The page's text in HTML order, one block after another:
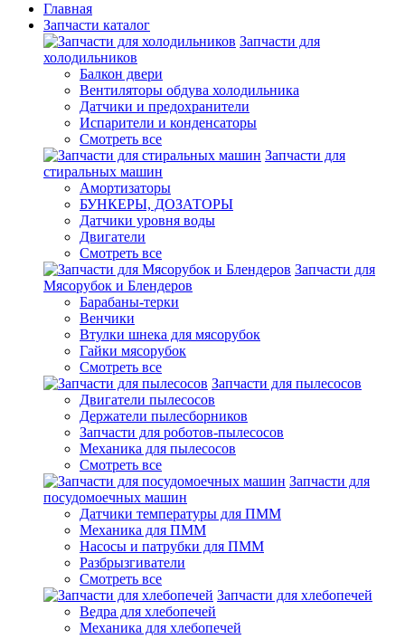
Главная
Запчасти каталог
Запчасти для
холодильников
Балкон двери
Вентиляторы обдува холодильника
Датчики и предохранители
Испарители и конденсаторы
Смотреть все
Запчасти для
стиральных машин
Амортизаторы
БУНКЕРЫ, ДОЗАТОРЫ
Датчики уровня воды
Двигатели
Смотреть все
Запчасти для
Мясорубок и Блендеров
Барабаны-терки
Венчики
Втулки шнека для мясорубок
Гайки мясорубок
Смотреть все
Запчасти для пылесосов
Двигатели пылесосов
Держатели пылесборников
Запчасти для роботов-пылесосов
Механика для пылесосов
Смотреть все
Запчасти для
посудомоечных машин
Датчики температуры для ПММ
Механика для ПММ
Насосы и патрубки для ПММ
Разбрызгиватели
Смотреть все
Запчасти для хлебопечей
Ведра для хлебопечей
Механика для хлебопечей